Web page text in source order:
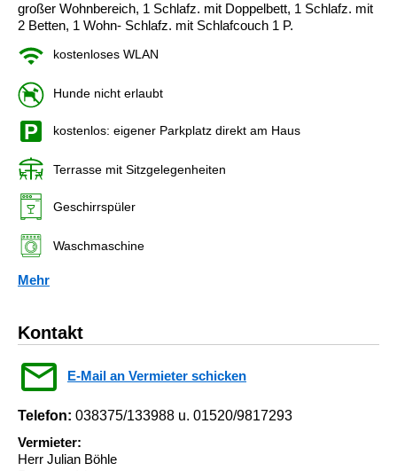
großer Wohnbereich, 1 Schlafz. mit Doppelbett, 1 Schlafz. mit
2 Betten, 1 Wohn- Schlafz. mit Schlafcouch 1 P.
kostenloses WLAN
Hunde nicht erlaubt
kostenlos: eigener Parkplatz direkt am Haus
Terrasse mit Sitzgelegenheiten
Geschirrspüler
Waschmaschine
Mehr
Kontakt
E-Mail an Vermieter schicken
Telefon: 038375/133988 u. 01520/9817293
Vermieter:
Herr Julian Böhle